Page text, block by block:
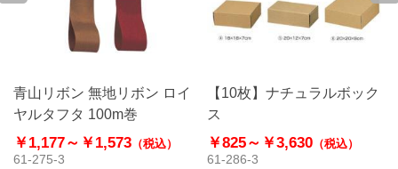
青山リボン 無地リボン ロイ
ヤルタフタ 100m巻
￥1,177～ ￥1,573 （税込）
61-275-3
【10枚】ナチュラルボック
ス
￥825～ ￥3,630 （税込）
61-286-3